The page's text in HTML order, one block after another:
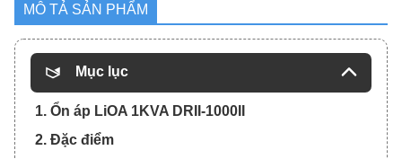
MÔ TẢ SẢN PHẨM
Mục lục
1. Ổn áp LiOA 1KVA DRII-1000II
2. Đặc điểm